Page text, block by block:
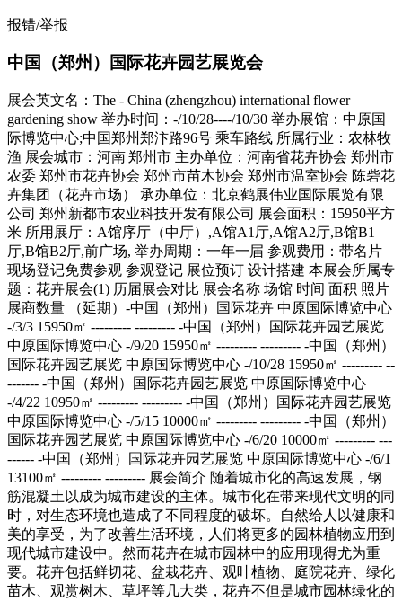
报错/举报
中国（郑州）国际花卉园艺展览会
展会英文名：The - China (zhengzhou) international flower
gardening show 举办时间：-/10/28----/10/30 举办展馆：中原国
际博览中心;中国郑州郑汴路96号 乘车路线 所属行业：农林牧
渔 展会城市：河南|郑州市 主办单位：河南省花卉协会 郑州市
农委 郑州市花卉协会 郑州市苗木协会 郑州市温室协会 陈砦花
卉集团（花卉市场） 承办单位：北京鹤展伟业国际展览有限
公司 郑州新都市农业科技开发有限公司 展会面积：15950平方
米 所用展厅：A馆序厅（中厅）,A馆A1厅,A馆A2厅,B馆B1
厅,B馆B2厅,前广场, 举办周期：一年一届 参观费用：带名片
现场登记免费参观 参观登记 展位预订 设计搭建 本展会所属专
题：花卉展会(1) 历届展会对比 展会名称 场馆 时间 面积 照片
展商数量 （延期）-中国（郑州）国际花卉 中原国际博览中心
-/3/3 15950㎡ --------- --------- -中国（郑州）国际花卉园艺展览
中原国际博览中心 -/9/20 15950㎡ --------- --------- -中国（郑州）
国际花卉园艺展览 中原国际博览中心 -/10/28 15950㎡ --------- --
------- -中国（郑州）国际花卉园艺展览 中原国际博览中心
-/4/22 10950㎡ --------- --------- -中国（郑州）国际花卉园艺展览
中原国际博览中心 -/5/15 10000㎡ --------- --------- -中国（郑州）
国际花卉园艺展览 中原国际博览中心 -/6/20 10000㎡ --------- ---
------ -中国（郑州）国际花卉园艺展览 中原国际博览中心 -/6/1
13100㎡ --------- --------- 展会简介 随着城市化的高速发展，钢
筋混凝土以成为城市建设的主体。城市化在带来现代文明的同
时，对生态环境也造成了不同程度的破坏。自然给人以健康和
美的享受，为了改善生活环境，人们将更多的园林植物应用到
现代城市建设中。然而花卉在城市园林中的应用现得尤为重
要。花卉包括鲜切花、盆栽花卉、观叶植物、庭院花卉、绿化
苗木、观赏树木、草坪等几大类，花卉不但是城市园林绿化的